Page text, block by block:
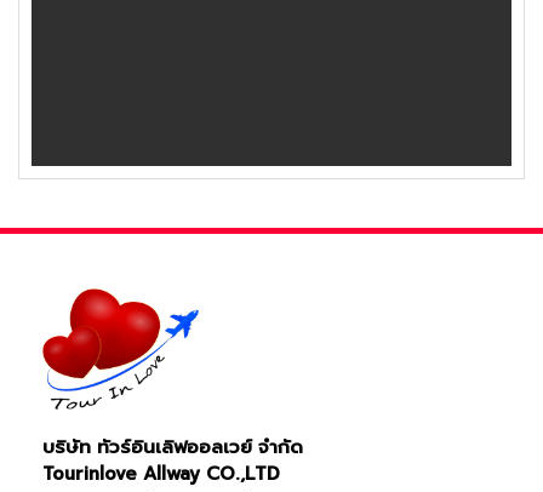
บริษัท ทัวร์อินเลิฟออลเวย์ จำกัด
Tourinlove Allway CO.,LTD